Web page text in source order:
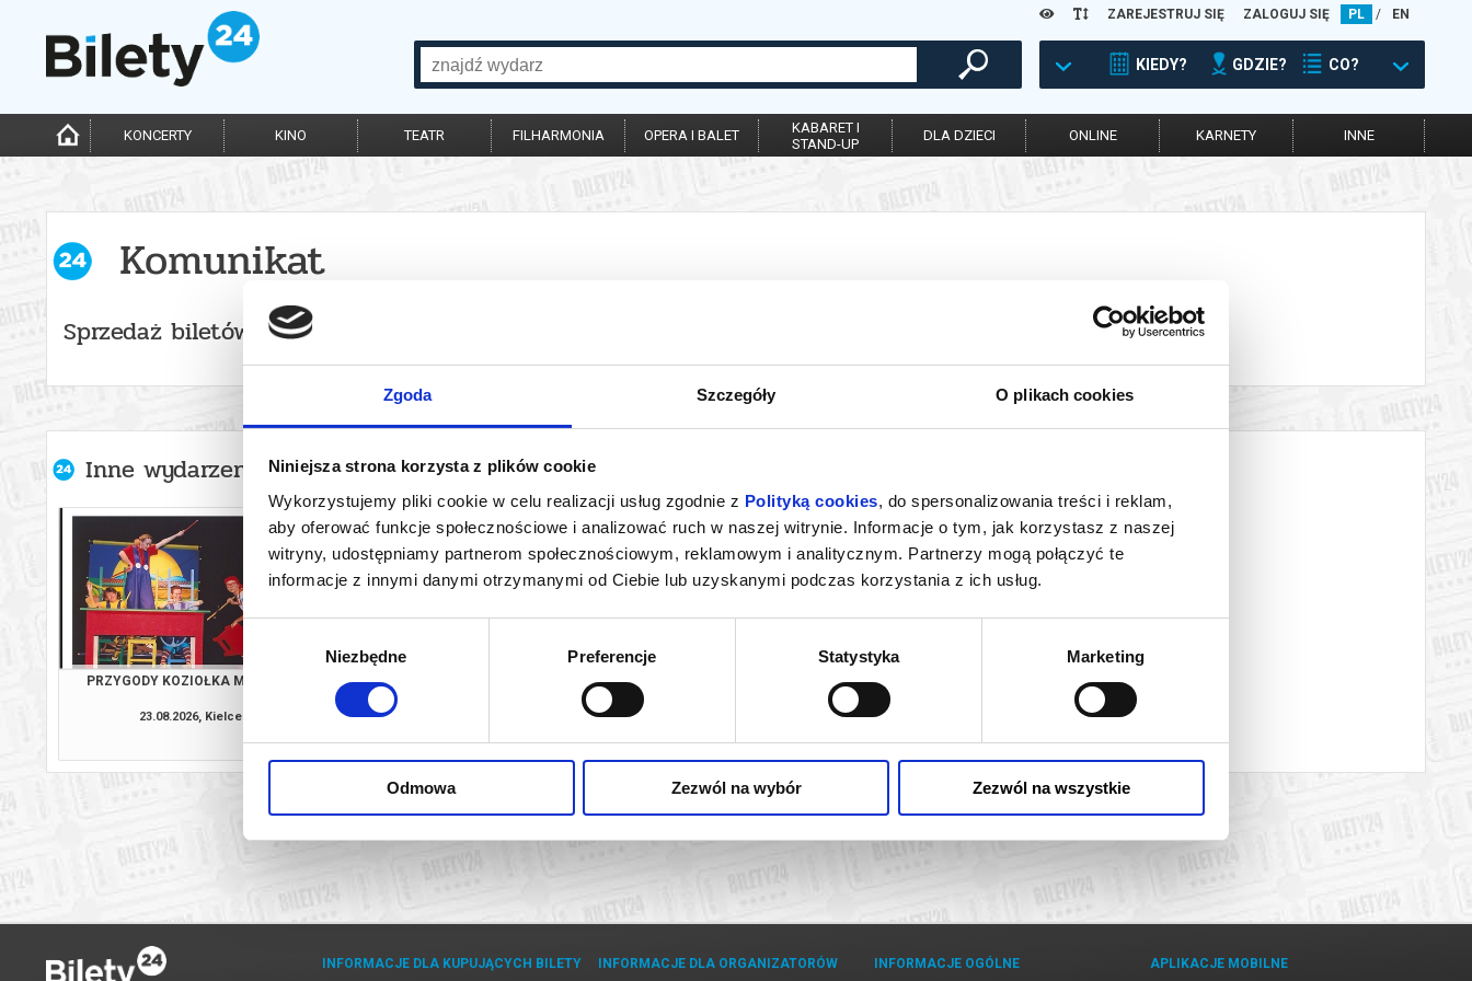
Zgoda Szczegóły O plikach cookies
Niniejsza strona korzysta z plików cookie
Wykorzystujemy pliki cookie w celu realizacji usług zgodnie z Polityką cookies, do spersonalizowania treści i reklam,
aby oferować funkcje społecznościowe i analizować ruch w naszej witrynie. Informacje o tym, jak korzystasz z naszej
witryny, udostępniamy partnerom społecznościowym, reklamowym i analitycznym. Partnerzy mogą połączyć te
informacje z innymi danymi otrzymanymi od Ciebie lub uzyskanymi podczas korzystania z ich usług.
Wybór
zgody
Niezbędne Preferencje Statystyka Marketing
Odmowa Zezwól na wybór Zezwól na wszystkie
ZAREJESTRUJ SIĘ ZALOGUJ SIĘ PL / EN
KIEDY? GDZIE? CO?
KONCERTY KINO TEATR FILHARMONIA OPERA I BALET
KABARET I
STAND-UP
DLA DZIECI ONLINE KARNETY INNE
Komunikat
Sprzedaż biletów on-line na wydarzenie została zakończona.
Inne wydarzenia organizatora
PRZYGODY KOZIOŁKA MATOŁKA
23.08.2026, Kielce
kup bilet
kup bilet
INFORMACJE DLA KUPUJĄCYCH BILETY INFORMACJE DLA ORGANIZATORÓW INFORMACJE OGÓLNE APLIKACJE MOBILNE